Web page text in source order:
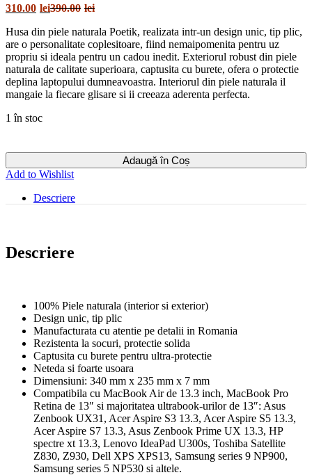
310.00 lei390.00 lei
Husa din piele naturala Poetik, realizata intr-un design unic, tip plic,
are o personalitate coplesitoare, fiind nemaipomenita pentru uz
propriu si ideala pentru un cadou inedit. Exteriorul robust din piele
naturala de calitate superioara, captusita cu burete, ofera o protectie
deplina laptopului dumneavoastra. Interiorul din piele naturala il
mangaie la fiecare glisare si ii creeaza aderenta perfecta.
1 în stoc
Adaugă în Coș
Add to Wishlist
Descriere
Descriere
100% Piele naturala (interior si exterior)
Design unic, tip plic
Manufacturata cu atentie pe detalii in Romania
Rezistenta la socuri, protectie solida
Captusita cu burete pentru ultra-protectie
Neteda si foarte usoara
Dimensiuni: 340 mm x 235 mm x 7 mm
Compatibila cu MacBook Air de 13.3 inch, MacBook Pro
Retina de 13″ si majoritatea ultrabook-urilor de 13″: Asus
Zenbook UX31, Acer Aspire S3 13.3, Acer Aspire S5 13.3,
Acer Aspire S7 13.3, Asus Zenbook Prime UX 13.3, HP
spectre xt 13.3, Lenovo IdeaPad U300s, Toshiba Satellite
Z830, Z930, Dell XPS XPS13, Samsung series 9 NP900,
Samsung series 5 NP530 si altele.